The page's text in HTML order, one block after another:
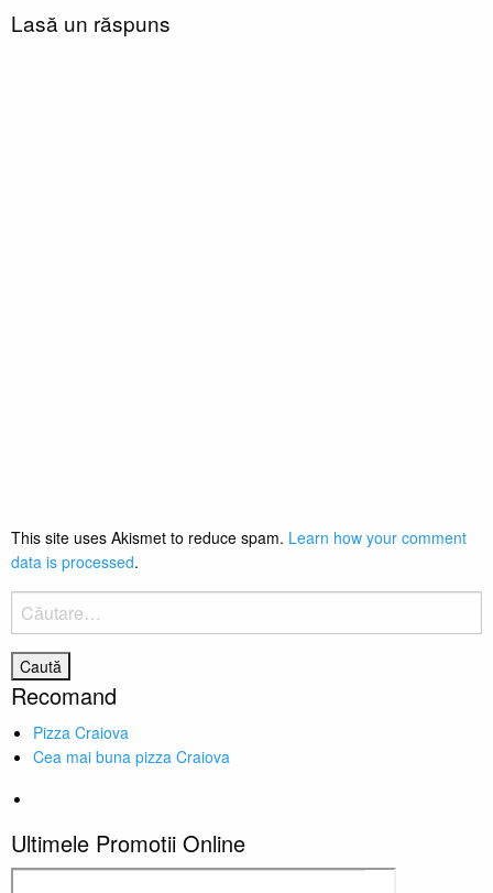
Lasă un răspuns
This site uses Akismet to reduce spam. Learn how your comment
data is processed.
Caută
după:
Recomand
Pizza Craiova
Cea mai buna pizza Craiova
Ultimele Promotii Online